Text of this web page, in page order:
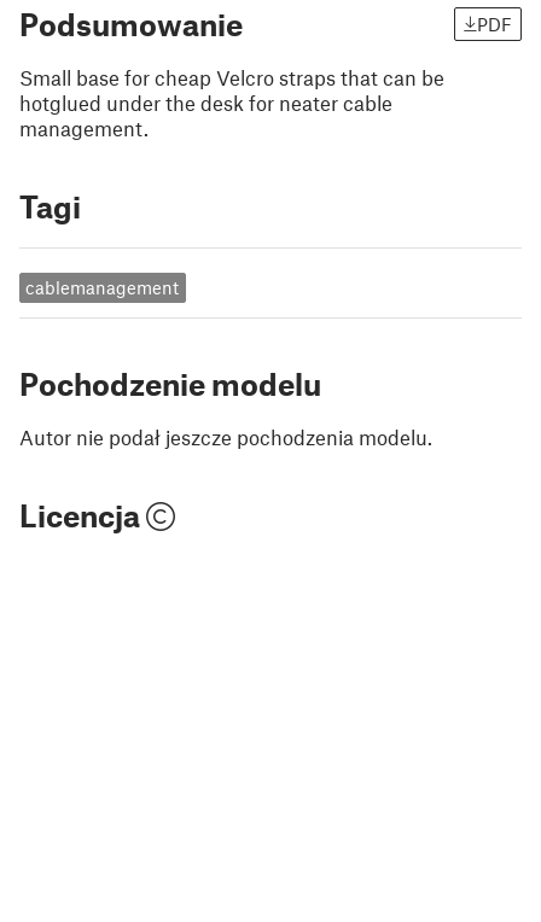
Podsumowanie PDF
Small base for cheap Velcro straps that can be
hotglued under the desk for neater cable
management.
Tagi
cablemanagement
Pochodzenie modelu
Autor nie podał jeszcze pochodzenia modelu.
Licencja